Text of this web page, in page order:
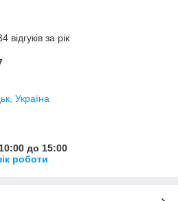
за рік
Україна
до 15:00
роботи